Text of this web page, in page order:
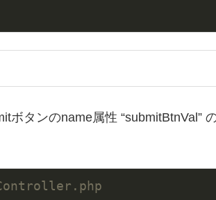
ボタンのname属性 “submitBtnVal”